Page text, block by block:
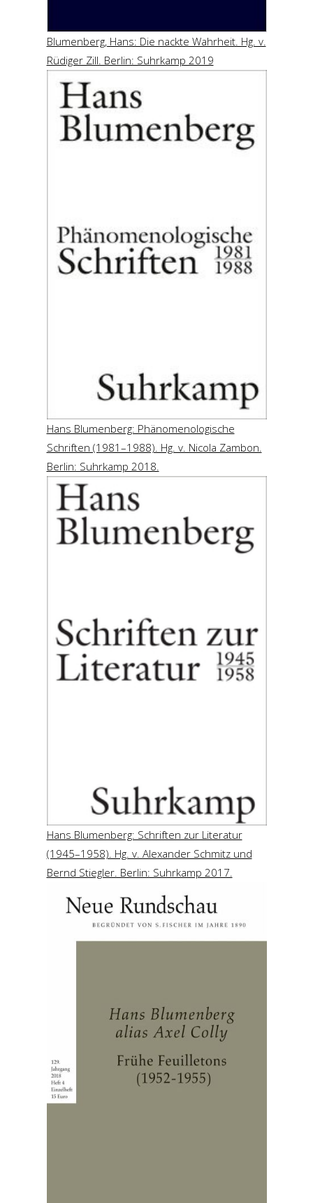
Blumenberg, Hans: Die nackte Wahrheit. Hg. v.
Rüdiger Zill. Berlin: Suhrkamp 2019
Hans Blumenberg: Phänomenologische
Schriften (1981–1988). Hg. v. Nicola Zambon.
Berlin: Suhrkamp 2018.
Hans Blumenberg: Schriften zur Literatur
(1945–1958). Hg. v. Alexander Schmitz und
Bernd Stiegler. Berlin: Suhrkamp 2017.